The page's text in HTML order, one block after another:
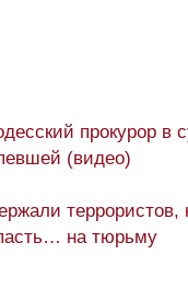
прокурор в
(видео)
террористов,
на тюрьму